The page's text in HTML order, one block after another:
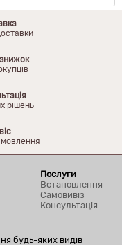
рішень
Послуги
Встановлення
Самовивіз
Консультація
будь-яких видів